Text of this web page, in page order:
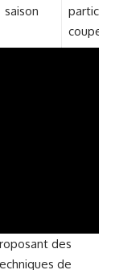
saison
coupe
des
de